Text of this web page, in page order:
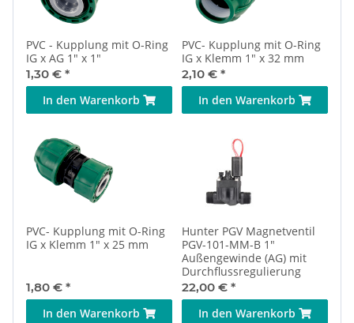
PVC - Kupplung mit O-Ring
IG x AG 1" x 1"
1,30 € *
In den Warenkorb
PVC- Kupplung mit O-Ring
IG x Klemm 1" x 32 mm
2,10 € *
In den Warenkorb
PVC- Kupplung mit O-Ring
IG x Klemm 1" x 25 mm
1,80 € *
In den Warenkorb
Hunter PGV Magnetventil
PGV-101-MM-B 1"
Außengewinde (AG) mit
Durchflussregulierung
22,00 € *
In den Warenkorb